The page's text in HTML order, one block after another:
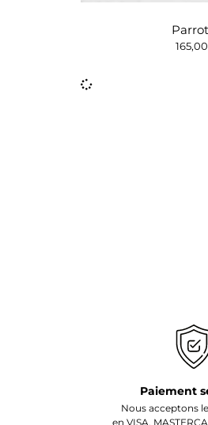
165,00
Paiement
Nous acceptons
en VISA,